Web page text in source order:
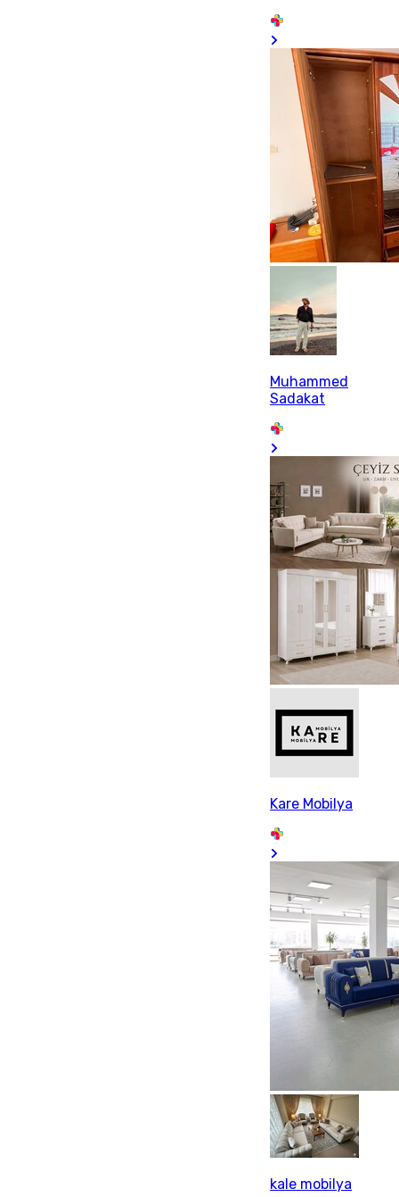
Muhammed
Sadakat
Kare Mobilya
kale mobilya